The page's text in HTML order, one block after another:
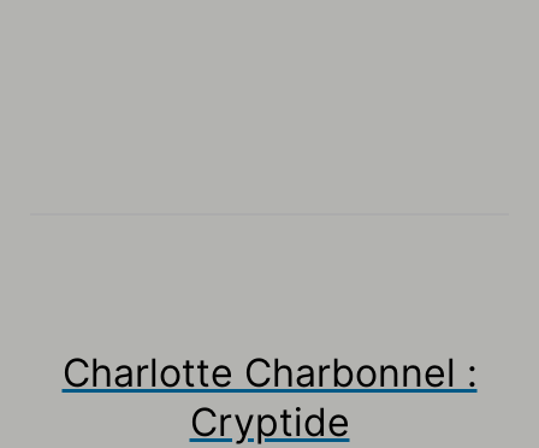
Charlotte Charbonnel :
Cryptide